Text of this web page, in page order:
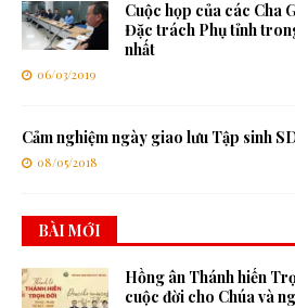
Cuộc họp của các Cha
Đặc trách Phụ tỉnh
nhất
06/03/2019
Cảm nghiệm ngày giao lưu Tập sinh
08/05/2018
BÀI MỚI
Hồng ân Thánh hiến
cuộc đời cho Chúa và